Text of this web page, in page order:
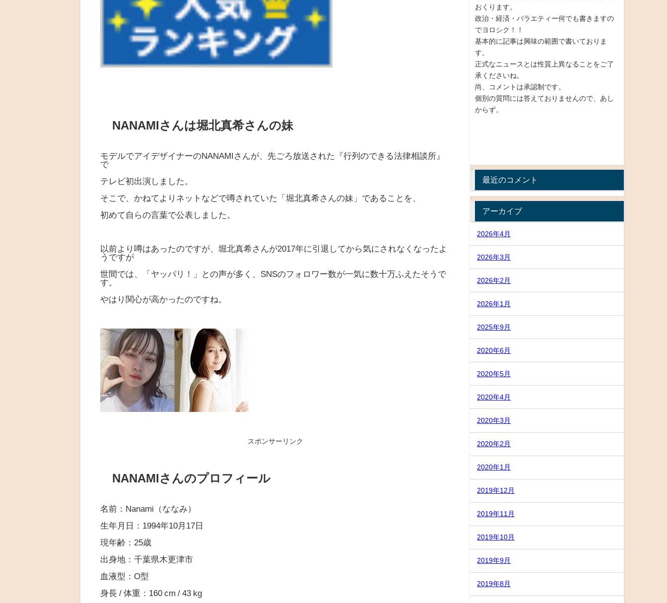
NANAMIさんは堀北真希さんの妹
モデルでアイデザイナーのNANAMIさんが、先ごろ放送された『行列のできる法律相談所』
で
テレビ初出演しました。
そこで、かねてよりネットなどで噂されていた「堀北真希さんの妹」であることを、
初めて自らの言葉で公表しました。
以前より噂はあったのですが、堀北真希さんが2017年に引退してから気にされなくなったよ
うですが
世間では、「ヤッパリ！」との声が多く、SNSのフォロワー数が一気に数十万ふえたそうで
す。
やはり関心が高かったのですね。
スポンサーリンク
NANAMIさんのプロフィール
名前：Nanami（ななみ）
生年月日：1994年10月17日
現年齢：25歳
出身地：千葉県木更津市
血液型：O型
身長 / 体重：160 cm / 43 kg
おくります。
政治・経済・バラエティー何でも書きますの
でヨロシク！！
基本的に記事は興味の範囲で書いておりま
す。
正式なニュースとは性質上異なることをご了
承くださいね。
尚、コメントは承認制です。
個別の質問には答えておりませんので、あし
からず。
最近のコメント
アーカイブ
2026年4月
2026年3月
2026年2月
2026年1月
2025年9月
2020年6月
2020年5月
2020年4月
2020年3月
2020年2月
2020年1月
2019年12月
2019年11月
2019年10月
2019年9月
2019年8月